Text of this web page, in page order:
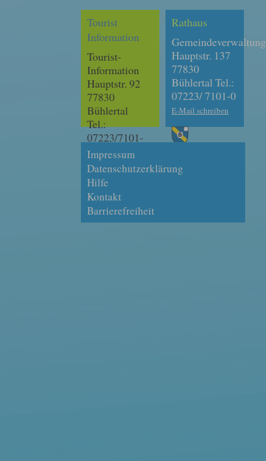
Tourist
Information
Tourist-
Information
Hauptstr. 92
77830
Bühlertal
Tel.:
07223/7101-
180
E-Mail schreiben
Rathaus
Gemeindeverwaltung
Hauptstr. 137
77830
Bühlertal Tel.:
07223/ 7101-0
E-Mail schreiben
Impressum
Datenschutzerklärung
Hilfe
Kontakt
Barrierefreiheit